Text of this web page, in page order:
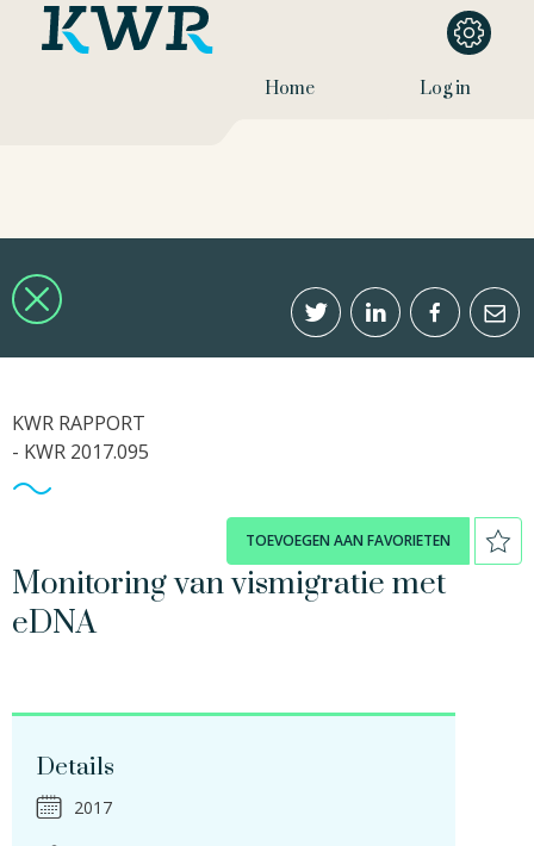
Home Log in
KWR RAPPORT
- KWR 2017.095
TOEVOEGEN AAN FAVORIETEN
Monitoring van vismigratie met
eDNA
Details
2017